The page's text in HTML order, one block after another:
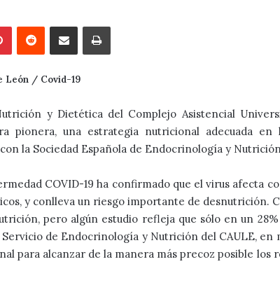
PinterestReddit Compartir por correo electrónicoImprimir
León / Covid-19
y Dietética del Complejo Asistencial
pionera, una estrategia nutricional adecuada
la Sociedad Española de Endocrinología y
COVID-19 ha confirmado que el virus afecta
y conlleva un riesgo importante de desnutrición.
pero algún estudio refleja que sólo en un
de Endocrinología y Nutrición del CAULE, en
para alcanzar de la manera más precoz posible los